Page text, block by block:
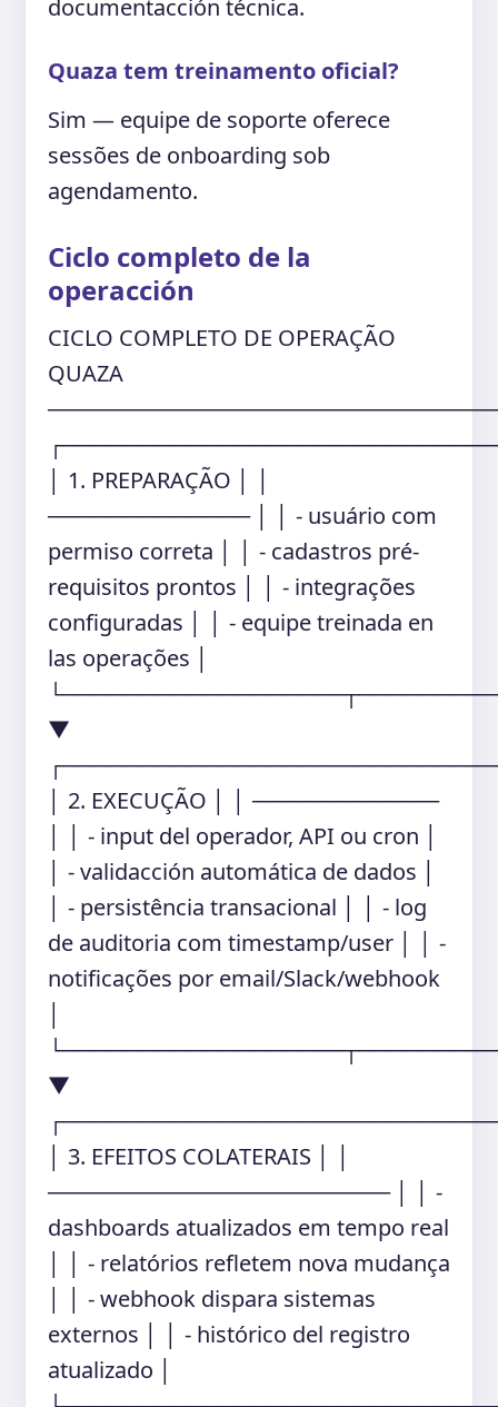
documentacción técnica.
Quaza tem treinamento oficial?
Sim — equipe de soporte oferece
sessões de onboarding sob
agendamento.
Ciclo completo de la
operacción
CICLO COMPLETO DE OPERAÇÃO
QUAZA
│ 1. PREPARAÇÃO │ │
───────────── │ │ - usuário com
permiso correta │ │ - cadastros pré-
requisitos prontos │ │ - integrações
configuradas │ │ - equipe treinada en
las operações │
▼
│ 2. EXECUÇÃO │ │ ────────────
│ │ - input del operador, API ou cron │
│ - validacción automática de dados │
│ - persistência transacional │ │ - log
de auditoria com timestamp/user │ │ -
notificações por email/Slack/webhook
▼
│ 3. EFEITOS COLATERAIS │ │
────────────────────── │ │ -
dashboards atualizados em tempo real
│ │ - relatórios refletem nova mudança
│ │ - webhook dispara sistemas
externos │ │ - histórico del registro
atualizado │